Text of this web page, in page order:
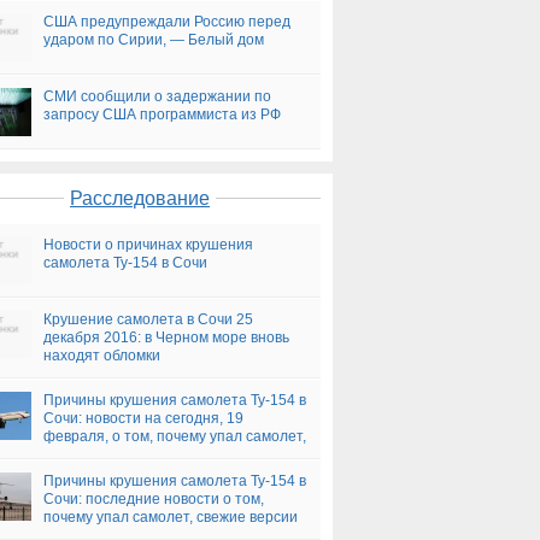
США предупреждали Россию перед
ударом по Сирии, — Белый дом
СМИ сообщили о задержании по
запросу США программиста из РФ
Расследование
Новости о причинах крушения
самолета Ту-154 в Сочи
Крушение самолета в Сочи 25
декабря 2016: в Черном море вновь
находят обломки
Причины крушения самолета Ту-154 в
Сочи: новости на сегодня, 19
февраля, о том, почему упал самолет,
Причины крушения самолета Ту-154 в
Сочи: последние новости о том,
почему упал самолет, свежие версии